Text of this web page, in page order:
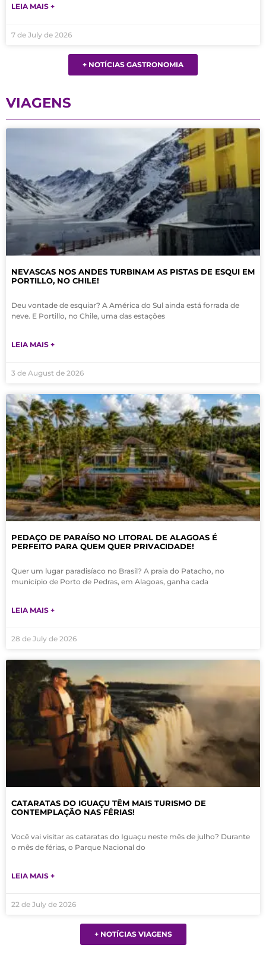
LEIA MAIS +
7 de July de 2026
+ NOTÍCIAS GASTRONOMIA
VIAGENS
NEVASCAS NOS ANDES TURBINAM AS PISTAS DE ESQUI EM
PORTILLO, NO CHILE!
Deu vontade de esquiar? A América do Sul ainda está forrada de
neve. E Portillo, no Chile, uma das estações
LEIA MAIS +
3 de August de 2026
PEDAÇO DE PARAÍSO NO LITORAL DE ALAGOAS É
PERFEITO PARA QUEM QUER PRIVACIDADE!
Quer um lugar paradisíaco no Brasil? A praia do Patacho, no
município de Porto de Pedras, em Alagoas, ganha cada
LEIA MAIS +
28 de July de 2026
CATARATAS DO IGUAÇU TÊM MAIS TURISMO DE
CONTEMPLAÇÃO NAS FÉRIAS!
Você vai visitar as cataratas do Iguaçu neste mês de julho? Durante
o mês de férias, o Parque Nacional do
LEIA MAIS +
22 de July de 2026
+ NOTÍCIAS VIAGENS